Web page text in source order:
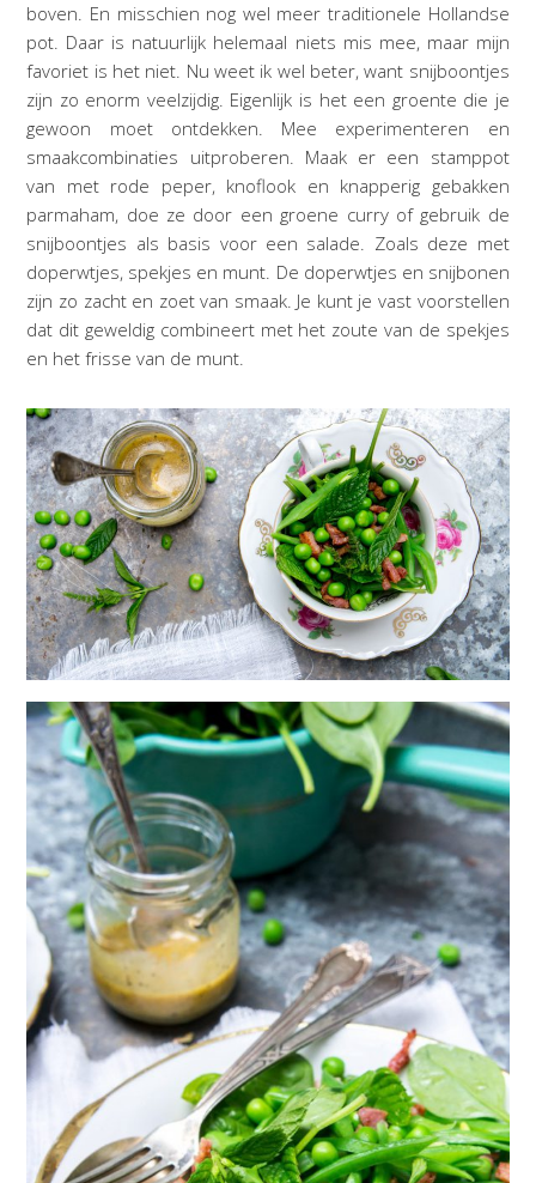
boven. En misschien nog wel meer traditionele Hollandse
pot. Daar is natuurlijk helemaal niets mis mee, maar mijn
favoriet is het niet. Nu weet ik wel beter, want snijboontjes
zijn zo enorm veelzijdig. Eigenlijk is het een groente die je
gewoon moet ontdekken. Mee experimenteren en
smaakcombinaties uitproberen. Maak er een stamppot
van met rode peper, knoflook en knapperig gebakken
parmaham, doe ze door een groene curry of gebruik de
snijboontjes als basis voor een salade. Zoals deze met
doperwtjes, spekjes en munt. De doperwtjes en snijbonen
zijn zo zacht en zoet van smaak. Je kunt je vast voorstellen
dat dit geweldig combineert met het zoute van de spekjes
en het frisse van de munt.